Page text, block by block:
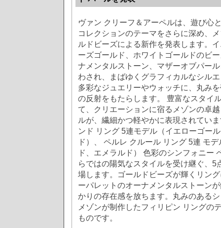
ヴァン クリーフ＆アーペルは、遊び心
コレクションのテーマをさらに深め、
ルドビーズによる新作を発表します。
ーズゴールド、ホワイトゴールドのビ
ナメンタルストーン、マザーオブパー
わされ、まばゆくグラフィカルなシル
多彩なジュエリーやウォッチに、丸み
の反射をもたらします。 豊富なスタイ
て、クリエーションに宿るメゾンの卓
ルが、繊細かつ軽やかに表現されてい
ンド リング 5連モデル（イエローゴー
ド）、 ペルレ クルール リング 5連 モ
ド、エメラルド） 色彩のシンフォニー
らではの陽気なスタイルを受け継ぐ、5
場します。ゴールドビーズが輝くリン
ーパレットのオーナメンタルストーン
かりの存在感を放ちます。丸みのある
メゾンが制作したフィリピン リングの
ものです。